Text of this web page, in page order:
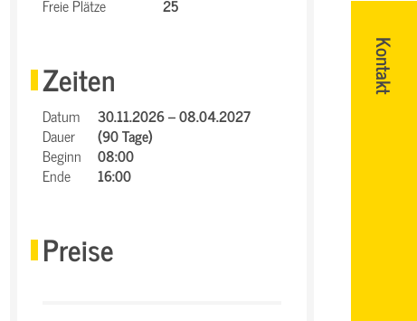
Kontakt
Freie Plätze
25
Zeiten
Datum
30.11.2026 – 08.04.2027
Dauer
(90 Tage)
Beginn
08:00
Ende
16:00
Preise